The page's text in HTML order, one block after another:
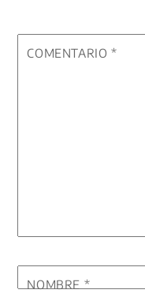
COMENTARIO*
NOMBRE *